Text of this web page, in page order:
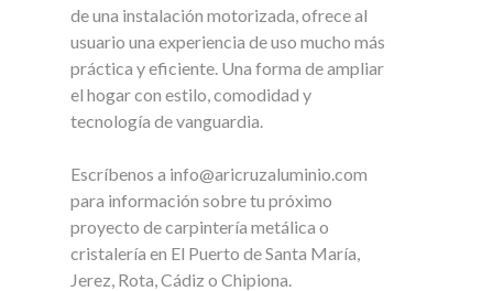
de una instalación motorizada, ofrece al
usuario una experiencia de uso mucho más
práctica y eficiente. Una forma de ampliar
el hogar con estilo, comodidad y
tecnología de vanguardia.
Escríbenos a info@aricruzaluminio.com
para información sobre tu próximo
proyecto de carpintería metálica o
cristalería en El Puerto de Santa María,
Jerez, Rota, Cádiz o Chipiona.